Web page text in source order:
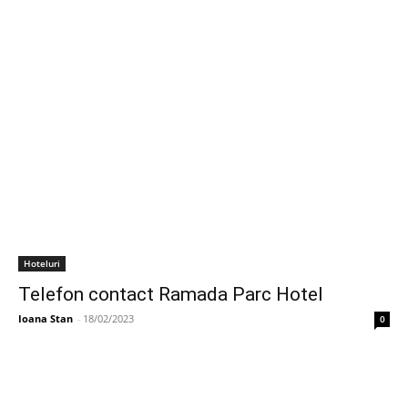
Hoteluri
Telefon contact Ramada Parc Hotel
Ioana Stan - 18/02/2023 0